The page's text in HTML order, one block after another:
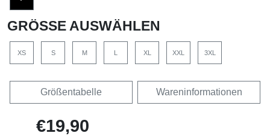
GRÖSSE AUSWÄHLEN
XS S M L XL XXL 3XL
Größentabelle Wareninformationen
€19,90